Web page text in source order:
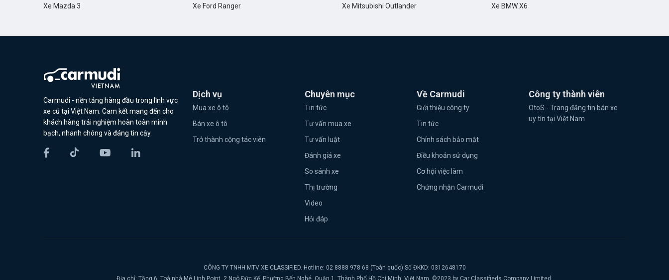
Xe Mazda 3
Xe Ford Ranger
Xe Mitsubishi Outlander
Xe BMW X6
Carmudi - nền tảng hàng đầu trong lĩnh vực
xe cũ tại Việt Nam. Cam kết mang đến cho
khách hàng trải nghiệm hoàn toàn minh
bạch, nhanh chóng và đáng tin cậy.
Dịch vụ
Mua xe ô tô
Bán xe ô tô
Trở thành cộng tác viên
Chuyên mục
Tin tức
Tư vấn mua xe
Tư vấn luật
Đánh giá xe
So sánh xe
Thị trường
Video
Hỏi đáp
Về Carmudi
Giới thiệu công ty
Tin tức
Chính sách bảo mật
Điều khoản sử dụng
Cơ hội việc làm
Chứng nhận Carmudi
Công ty thành viên
OtoS - Trang đăng tin bán xe
uy tín tại Việt Nam
CÔNG TY TNHH MTV XE CLASSIFIED. Hotline: 02 8888 978 68 (Toàn quốc) Số ĐKKD: 0312648170
Địa chỉ: Tầng 6, Toà nhà Mê Linh Point, 2 Ngô Đức Kế, Phường Bến Nghé, Quận 1, Thành Phố Hồ Chí Minh, Việt Nam. ©2023 by Car Classifieds Company Limited.